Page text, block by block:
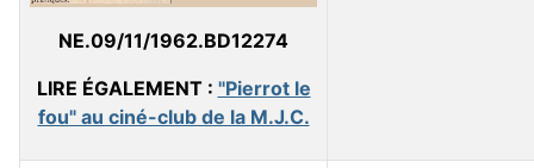
NE.09/11/1962.BD12274
LIRE ÉGALEMENT : "Pierrot le
fou" au ciné-club de la M.J.C.